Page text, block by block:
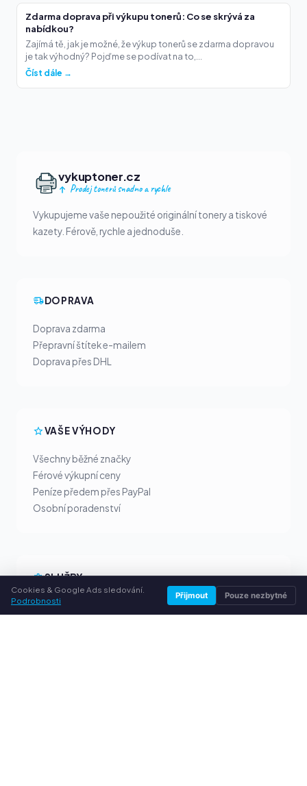
Zdarma doprava při výkupu tonerů: Co se skrývá za
nabídkou?
Zajímá tě, jak je možné, že výkup tonerů se zdarma dopravou
je tak výhodný? Pojďme se podívat na to,...
Číst dále →
vykuptoner.cz
Prodej tonerů snadno a rychle
Vykupujeme vaše nepoužité originální tonery a tiskové
kazety. Férově, rychle a jednoduše.
DOPRAVA
Doprava zdarma
Přepravní štítek e-mailem
Doprava přes DHL
VAŠE VÝHODY
Všechny běžné značky
Férové výkupní ceny
Peníze předem přes PayPal
Osobní poradenství
SLUŽBY
O nás
Cookies & Google Ads sledování.
Podrobnosti
Přijmout Pouze nezbytné